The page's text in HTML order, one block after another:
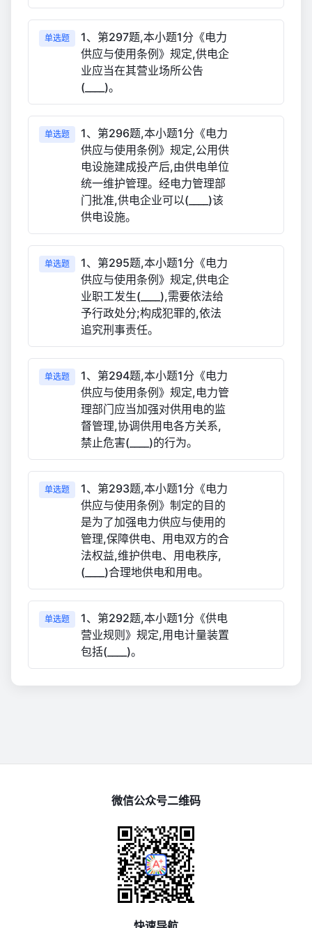
单选题
1、第297题,本小题1分《电力
供应与使用条例》规定,供电企
业应当在其营业场所公告
(____)。
单选题
1、第296题,本小题1分《电力
供应与使用条例》规定,公用供
电设施建成投产后,由供电单位
统一维护管理。经电力管理部
门批准,供电企业可以(____)该
供电设施。
单选题
1、第295题,本小题1分《电力
供应与使用条例》规定,供电企
业职工发生(____),需要依法给
予行政处分;构成犯罪的,依法
追究刑事责任。
单选题
1、第294题,本小题1分《电力
供应与使用条例》规定,电力管
理部门应当加强对供用电的监
督管理,协调供用电各方关系,
禁止危害(____)的行为。
单选题
1、第293题,本小题1分《电力
供应与使用条例》制定的目的
是为了加强电力供应与使用的
管理,保障供电、用电双方的合
法权益,维护供电、用电秩序,
(____)合理地供电和用电。
单选题
1、第292题,本小题1分《供电
营业规则》规定,用电计量装置
包括(____)。
微信公众号二维码